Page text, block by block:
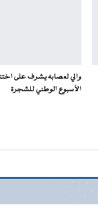
والي لعصابه يشرف على
الأسبوع الوطني للشجرة